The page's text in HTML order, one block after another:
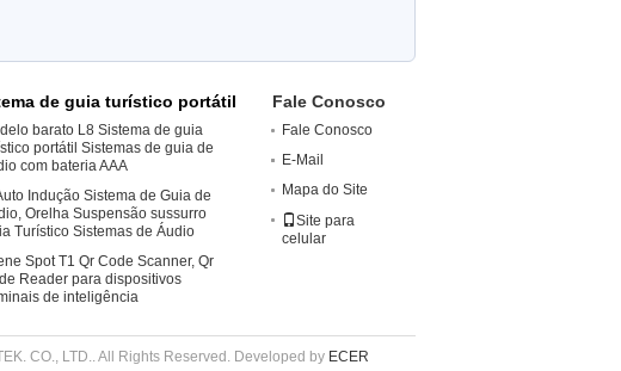
de guia turístico portátil
barato L8 Sistema de guia
portátil Sistemas de guia de
com bateria AAA
Indução Sistema de Guia de
Orelha Suspensão sussurro
Turístico Sistemas de Áudio
Spot T1 Qr Code Scanner, Qr
Reader para dispositivos
de inteligência
Fale Conosco
Fale Conosco
E-Mail
Mapa do Site
Site para
celular
CO., LTD.. All Rights Reserved. Developed by ECER